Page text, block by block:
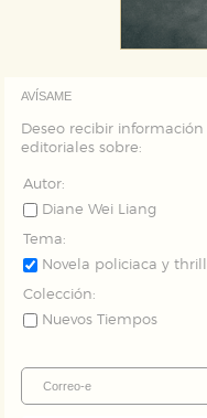
AVÍSAME
Deseo recibir
editoriales sobre:
Autor:
Diane Wei Liang
Tema:
Novela policiaca y
Colección:
Nuevos Tiempos